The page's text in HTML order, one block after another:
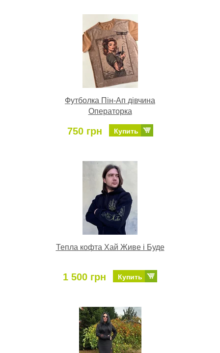
Футболка Пін-Ап дівчина
Операторка
750 грн Купить
Тепла кофта Хай Живе і Буде
1 500 грн Купить